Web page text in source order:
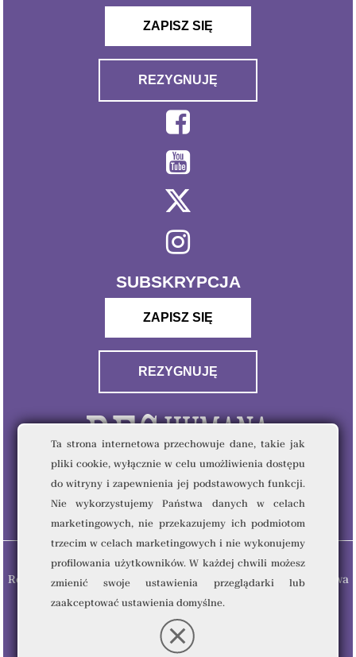
ZAPISZ SIĘ
REZYGNUJĘ
SUBSKRYPCJA
ZAPISZ SIĘ
REZYGNUJĘ
Res Humana & Quality Writing Sp. z o.o © 2023 - Wszelkie prawa
Ta strona internetowa przechowuje dane, takie jak
pliki cookie, wyłącznie w celu umożliwienia dostępu
do witryny i zapewnienia jej podstawowych funkcji.
Nie wykorzystujemy Państwa danych w celach
marketingowych, nie przekazujemy ich podmiotom
trzecim w celach marketingowych i nie wykonujemy
profilowania użytkowników. W każdej chwili możesz
zmienić swoje ustawienia przeglądarki lub
zaakceptować ustawienia domyślne.